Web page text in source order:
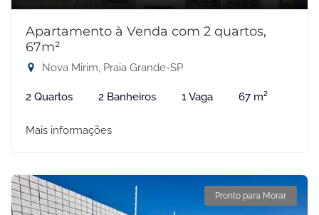
Apartamento à Venda com 2 quartos,
67m²
Nova Mirim, Praia Grande-SP
2 Quartos 2 Banheiros 1 Vaga 67 m²
Mais informações
Pronto para Morar